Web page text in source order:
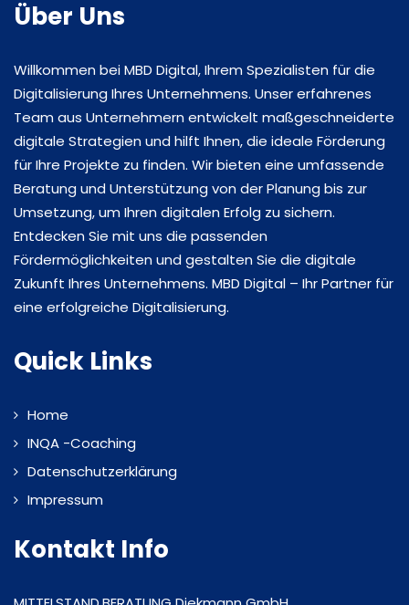
Über Uns
Willkommen bei MBD Digital, Ihrem Spezialisten für die
Digitalisierung Ihres Unternehmens. Unser erfahrenes
Team aus Unternehmern entwickelt maßgeschneiderte
digitale Strategien und hilft Ihnen, die ideale Förderung
für Ihre Projekte zu finden. Wir bieten eine umfassende
Beratung und Unterstützung von der Planung bis zur
Umsetzung, um Ihren digitalen Erfolg zu sichern.
Entdecken Sie mit uns die passenden
Fördermöglichkeiten und gestalten Sie die digitale
Zukunft Ihres Unternehmens. MBD Digital – Ihr Partner für
eine erfolgreiche Digitalisierung.
Quick Links
Home
INQA -Coaching
Datenschutzerklärung
Impressum
Kontakt Info